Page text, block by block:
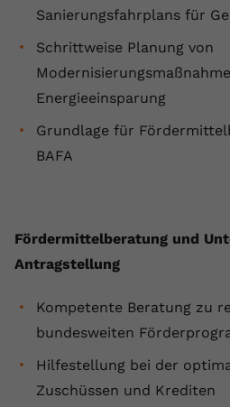
Sanierungsfahrplans für
Schrittweise Planung von
Energieeinsparung
Grundlage für
BAFA
Fördermittelberatung und
Antragstellung
Kompetente Beratung zu
bundesweiten
Hilfestellung bei der
Zuschüssen und Krediten
Anbieter Youtube.com
Laufzeit Session
YouTube setzt
speichern, der
Anbieter youtube.com
Zweck
Dieser von
registriert eine
Daten darüber
gesehen hat.